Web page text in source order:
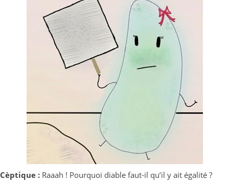
Cèptique : Raaah ! Pourquoi diable faut-il qu’il y ait égalité ?